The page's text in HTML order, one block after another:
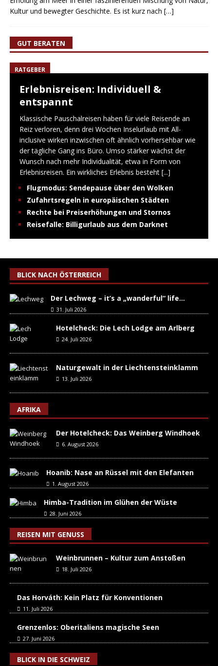
Kultur und bewegter Geschichte. Es ist kurz nach […]
GUT BERATEN
RATGEBER
Erlebnisreisen: Individuell &
entspannt
Klassische Pauschalreisen haben für viele Reisende an
Reiz verloren, denn drei Wochen Inselurlaub mit All-
inclusive wirken inzwischen oft ähnlich vorhersehbar wie
der tägliche Gang ins Büro. Umso stärker wächst der
Wunsch nach mehr Individualität, etwa in Form von
Erlebnisreisen. Ein wirkliches Erlebnis besteht [...]
Flugmodus: Sendepause über den Wolken
Zufahrtsregeln in europäischen Städten
Rechte bei Preiserhöhungen und Stornos
Reisefalle: Billigurlaub aus dem Darknet
BLICK NACH ÖSTERREICH
Der Lechweg – it’s a „wanderful“ life…
31. Juli 2026
Hotelcheck: Die Lech Lodge am Arlberg
24. Juli 2026
Naturgewalt in der Liechtensteinklamm
13. Juli 2026
AFRIKA
Der Hotelcheck: Das Weinberg Windhoek
6. August 2026
Hoanib: Nase an Rüssel mit den Elefanten
1. August 2026
Himba-Tradition im Glühen der Wüste
28. Juni 2026
REISEN MIT GENUSS
Weinbrunnen – Kultur zum Anstoßen
18. Juli 2026
Das Horváth: Kein Platz für Konventionen
11. Juli 2026
Grenzenlos: Oberitaliens magische Seen
27. Juni 2026
BLICK IN DIE SCHWEIZ